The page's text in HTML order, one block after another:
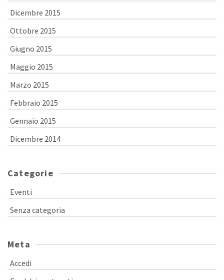
Dicembre 2015
Ottobre 2015
Giugno 2015
Maggio 2015
Marzo 2015
Febbraio 2015
Gennaio 2015
Dicembre 2014
Categorie
Eventi
Senza categoria
Meta
Accedi